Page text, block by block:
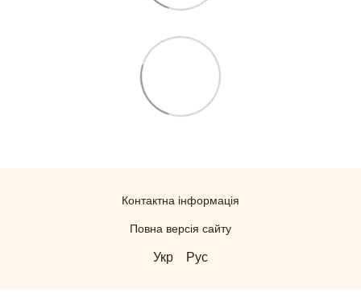
Контактна інформація
Повна версія сайту
Укр Рус